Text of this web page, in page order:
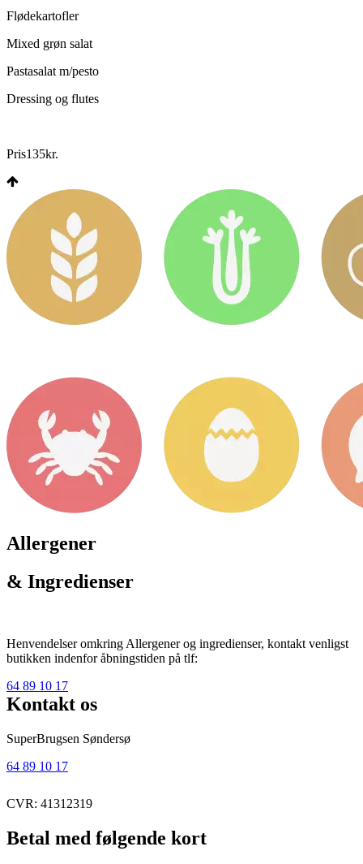
Flødekartofler
Mixed grøn salat
Pastasalat m/pesto
Dressing og flutes
Pris135kr.
Allergener
& Ingredienser
Henvendelser omkring Allergener og ingredienser, kontakt venligst
butikken indenfor åbningstiden på tlf:
64 89 10 17
Kontakt os
SuperBrugsen Søndersø
64 89 10 17
CVR: 41312319
Betal med følgende kort